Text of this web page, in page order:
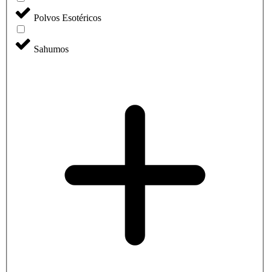
Polvos Esotéricos
Sahumos